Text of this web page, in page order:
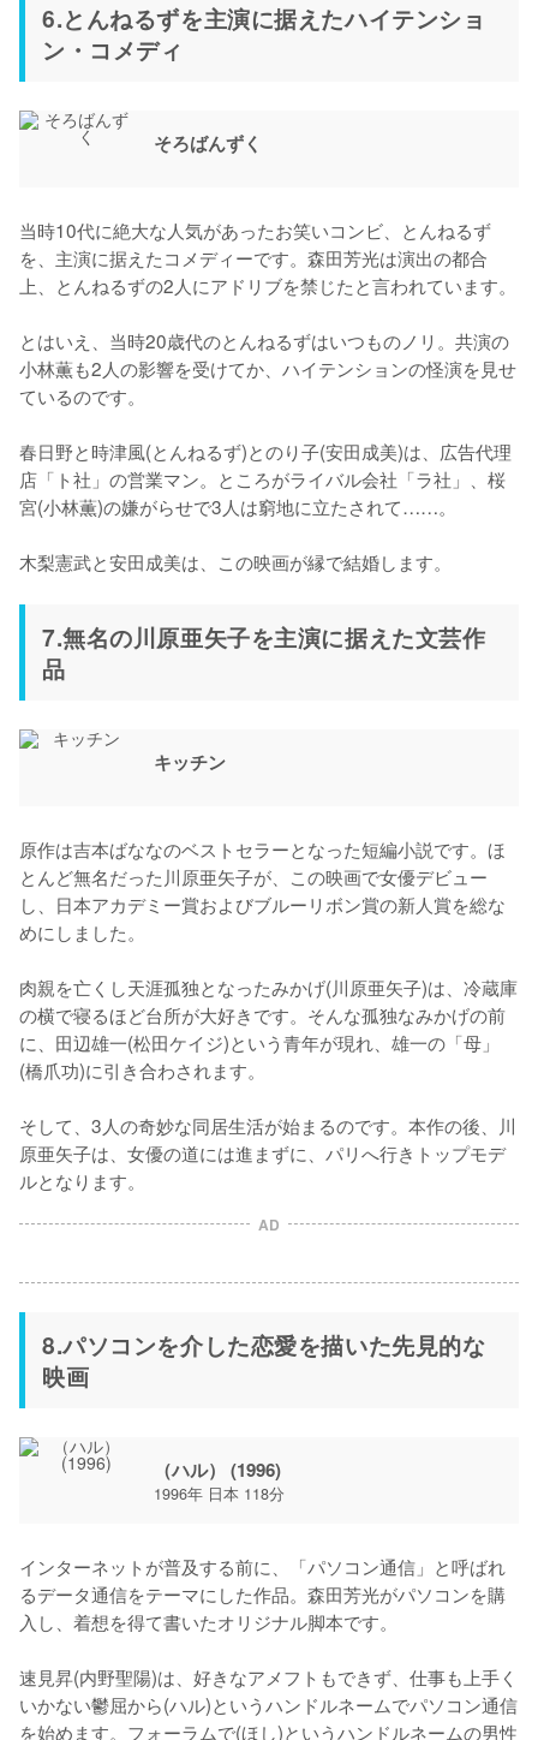
6.とんねるずを主演に据えたハイテンショ
ン・コメディ
そろばんずく
当時10代に絶大な人気があったお笑いコンビ、とんねるず
を、主演に据えたコメディーです。森田芳光は演出の都合
上、とんねるずの2人にアドリブを禁じたと言われています。
とはいえ、当時20歳代のとんねるずはいつものノリ。共演の
小林薫も2人の影響を受けてか、ハイテンションの怪演を見せ
ているのです。
春日野と時津風(とんねるず)とのり子(安田成美)は、広告代理
店「ト社」の営業マン。ところがライバル会社「ラ社」、桜
宮(小林薫)の嫌がらせで3人は窮地に立たされて……。
木梨憲武と安田成美は、この映画が縁で結婚します。
7.無名の川原亜矢子を主演に据えた文芸作
品
キッチン
原作は吉本ばななのベストセラーとなった短編小説です。ほ
とんど無名だった川原亜矢子が、この映画で女優デビュー
し、日本アカデミー賞およびブルーリボン賞の新人賞を総な
めにしました。
肉親を亡くし天涯孤独となったみかげ(川原亜矢子)は、冷蔵庫
の横で寝るほど台所が大好きです。そんな孤独なみかげの前
に、田辺雄一(松田ケイジ)という青年が現れ、雄一の「母」
(橋爪功)に引き合わされます。
そして、3人の奇妙な同居生活が始まるのです。本作の後、川
原亜矢子は、女優の道には進まずに、パリへ行きトップモデ
ルとなります。
AD
8.パソコンを介した恋愛を描いた先見的な
映画
（ハル） (1996)
1996年 日本 118分
インターネットが普及する前に、「パソコン通信」と呼ばれ
るデータ通信をテーマにした作品。森田芳光がパソコンを購
入し、着想を得て書いたオリジナル脚本です。
速見昇(内野聖陽)は、好きなアメフトもできず、仕事も上手く
いかない鬱屈から(ハル)というハンドルネームでパソコン通信
を始めます。フォーラムで(ほし)というハンドルネームの男性